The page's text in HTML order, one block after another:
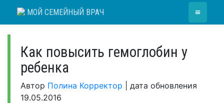
МОЙ СЕМЕЙНЫЙ ВРАЧ ≡
Как повысить гемоглобин у
ребенка
Автор Полина Корректор
дата обновления
19.05.2016